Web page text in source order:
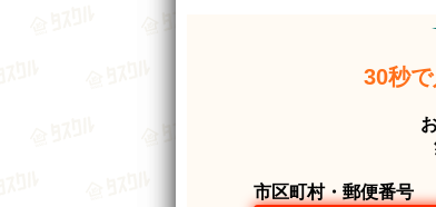
30秒
市区町村・郵便番号